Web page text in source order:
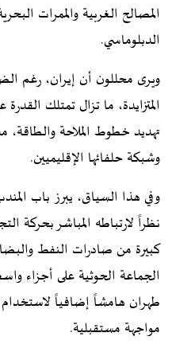
المصالح الغربية والممرات
الدبلوماسي.
ويرى محللون أن إيران، رغم
المتزايدة، ما تزال تمتلك
تهديد خطوط الملاحة والطاقة،
وشبكة حلفائها الإقليميين.
وفي هذا السياق، يبرز باب
نظراً لارتباطه المباشر بحركة
كبيرة من صادرات النفط
الجماعة الحوثية على أجزاء
طهران هامشاً إضافياً
مواجهة مستقبلية.